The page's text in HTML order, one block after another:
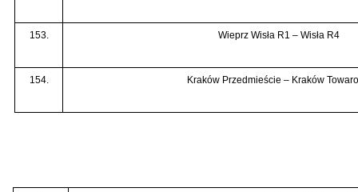
153. Wieprz Wisła R1 – Wisła R4
154. Kraków Przedmieście – Kraków